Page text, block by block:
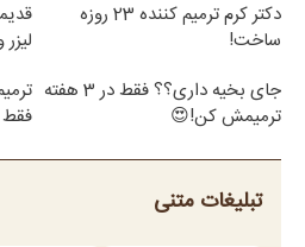
دکتر کرم ترمیم کننده 23 روزه
ساخت!
جای بخیه داری؟؟ فقط در 3 هفته
ترمیمش کن!😍
فقط در 3
تبلیغات متنی